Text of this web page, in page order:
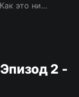
это ни
хочется снова
культ, свои
2 -